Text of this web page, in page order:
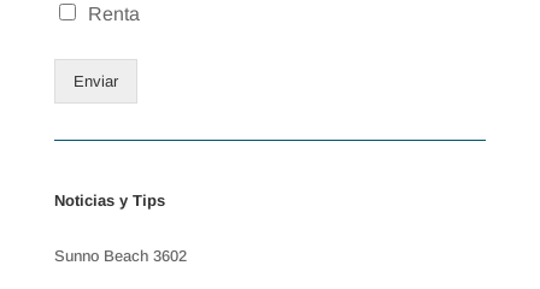
Renta
Enviar
Noticias y Tips
Sunno Beach 3602